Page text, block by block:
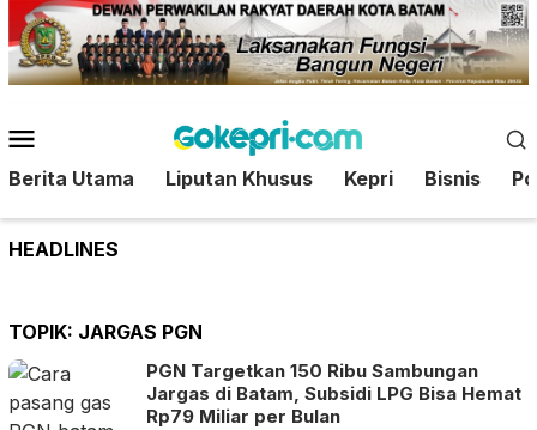
Loncat
ke
konten
Mobile
Berita Utama Liputan Khusus Kepri Bisnis
HEADLINES
TOPIK: JARGAS PGN
PGN Targetkan 150 Ribu Sambungan
Jargas di Batam, Subsidi LPG Bisa Hemat
Rp79 Miliar per Bulan